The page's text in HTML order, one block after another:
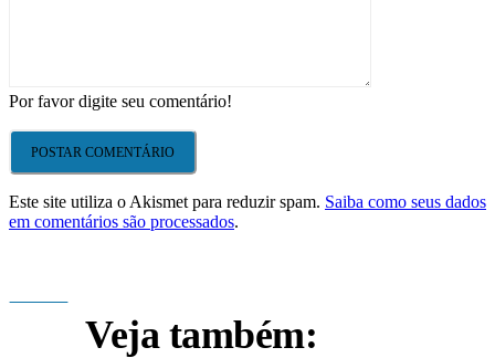
Por favor digite seu comentário!
Este site utiliza o Akismet para reduzir spam. Saiba como seus dados
em comentários são processados.
Veja também: